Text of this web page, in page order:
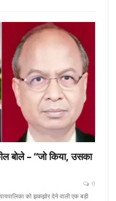
बोले – “जो किया, उसका
0
को झकझोर देने वाली एक बड़ी